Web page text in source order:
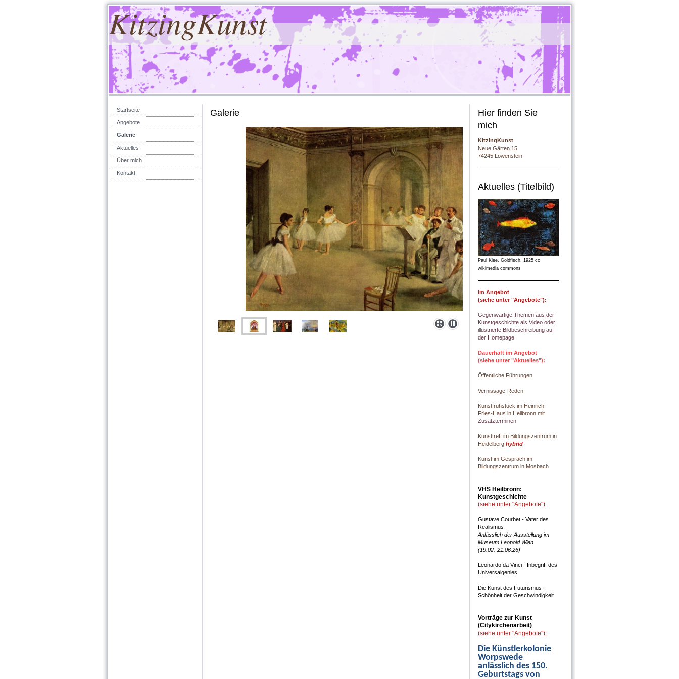
KitzingKunst
Startseite
Angebote
Galerie
Aktuelles
Über mich
Kontakt
Galerie
Hier finden Sie
mich
KitzingKunst
Neue Gärten 15
74245 Löwenstein
Aktuelles (Titelbild)
Paul Klee, Goldfisch, 1925 cc
wikimedia commons
Im Angebot
(siehe unter "Angebote"):
Gegenwärtige Themen aus der
Kunstgeschichte als Video oder
illustrierte Bildbeschreibung auf
der Homepage
Dauerhaft im Angebot
(siehe unter "Aktuelles"):
Öffentliche Führungen
Vernissage-Reden
Kunstfrühstück im Heinrich-
Fries-Haus in Heilbronn mit
Zusatzterminen
Kunsttreff im Bildungszentrum in
Heidelberg hybrid
Kunst im Gespräch im
Bildungszentrum in Mosbach
VHS Heilbronn:
Kunstgeschichte
(siehe unter "Angebote"):
Gustave Courbet - Vater des
Realismus
Anlässlich der Ausstellung im
Museum Leopold Wien
(19.02.-21.06.26)
Leonardo da Vinci - Inbegriff des
Universalgenies
Die Kunst des Futurismus -
Schönheit der Geschwindigkeit
Vorträge zur Kunst
(Citykirchenarbeit)
(siehe unter "Angebote"):
Die Künstlerkolonie
Worpswede
anlässlich des 150.
Geburtstags von